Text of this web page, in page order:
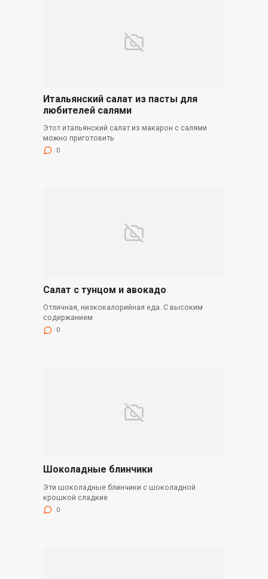
Итальянский салат из пасты для
любителей салями
Этот итальянский салат из макарон с салями
можно приготовить
0
Салат с тунцом и авокадо
Отличная, низкокалорийная еда. С высоким
содержанием
0
Шоколадные блинчики
Эти шоколадные блинчики с шоколадной
крошкой сладкие
0